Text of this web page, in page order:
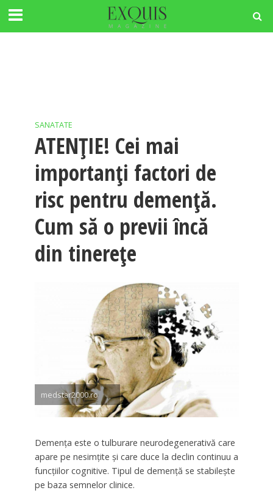
SANATATE
ATENŢIE! Cei mai
importanţi factori de
risc pentru demenţă.
Cum să o previi încă
din tinereţe
medstar2000.ro
Demenţa este o tulburare neurodegenerativă care
apare pe nesimţite şi care duce la declin continuu a
funcţiilor cognitive. Tipul de demenţă se stabileşte
pe baza semnelor clinice.